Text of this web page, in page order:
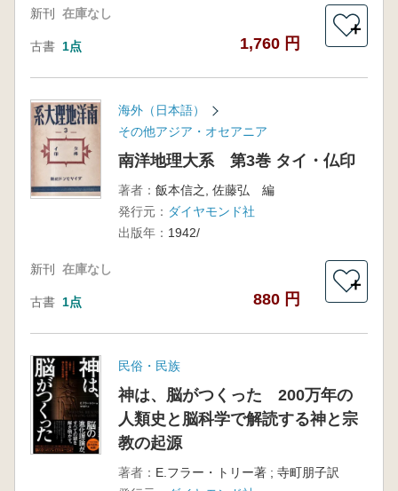
新刊 在庫なし
古書 1点 1,760 円
＋
海外（日本語）
その他アジア・オセアニア
南洋地理大系 第3巻 タイ・仏印
著者： 飯本信之, 佐藤弘 編
発行元： ダイヤモンド社
出版年： 1942/
新刊 在庫なし
古書 1点 880 円
＋
民俗・民族
神は、脳がつくった 200万年の
人類史と脳科学で解読する神と宗
教の起源
著者： E.フラー・トリー著 ; 寺町朋子訳